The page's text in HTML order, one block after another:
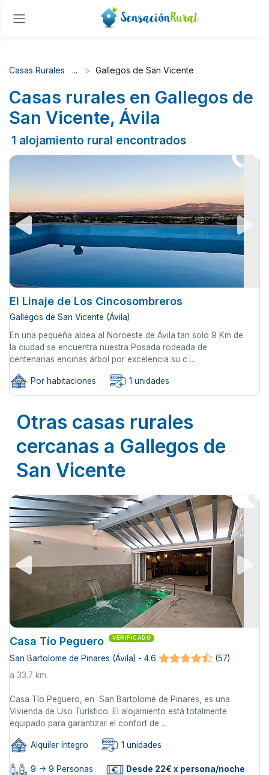
Casas Rurales Gallegos de San Vicente
Casas rurales en Gallegos de
San Vicente, Ávila
1 alojamiento rural encontrados
El Linaje de Los Cincosombreros
Gallegos de San Vicente (Ávila)
En una pequeña aldea al Noroeste de Ávila tan solo 9 Km de
la ciudad se encuentra nuestra Posada rodeada de
centenarias encinas árbol por excelencia su c ...
Por habitaciones 1 unidades
Otras casas rurales
cercanas a Gallegos de
San Vicente
Casa Tío Peguero VERIFICADO
San Bartolome de Pinares (Ávila) - 4.6
(57)
a 33.7 km.
Casa Tío Peguero, en San Bartolomé de Pinares, es una
Vivienda de Uso Turístico. El alojamiento está totalmente
equipado para garantizar el confort de ...
Alquiler íntegro 1 unidades
9 -> 9 Personas Desde 22€ x persona/noche